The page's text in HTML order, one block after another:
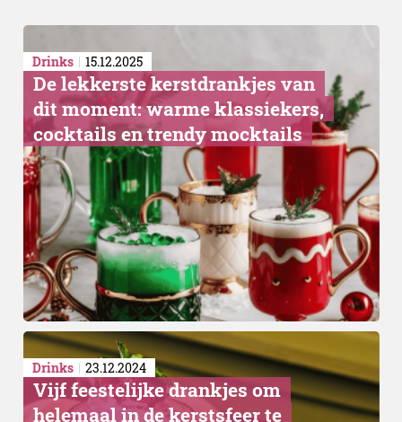
Drinks 15.12.2025
De lekkerste kerstdrankjes van
dit moment: warme klassiekers,
cocktails en trendy mocktails
Drinks 23.12.2024
Vijf feestelijke drankjes om
helemaal in de kerstsfeer te